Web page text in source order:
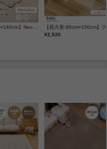
¥2,520